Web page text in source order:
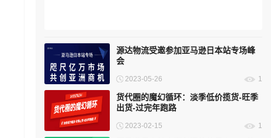
源达物流受邀参加亚马逊日本站专场峰
会
2023-05-26 1
货代圈的魔幻循环：淡季低价揽货-旺季
出货-过完年跑路
2023-02-15 1